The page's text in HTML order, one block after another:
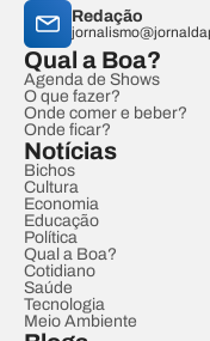
Redação
Qual a Boa?
Agenda de Shows
O que fazer?
Onde comer e beber?
Onde ficar?
Notícias
Bichos
Cultura
Economia
Educação
Política
Qual a Boa?
Cotidiano
Saúde
Tecnologia
Meio Ambiente